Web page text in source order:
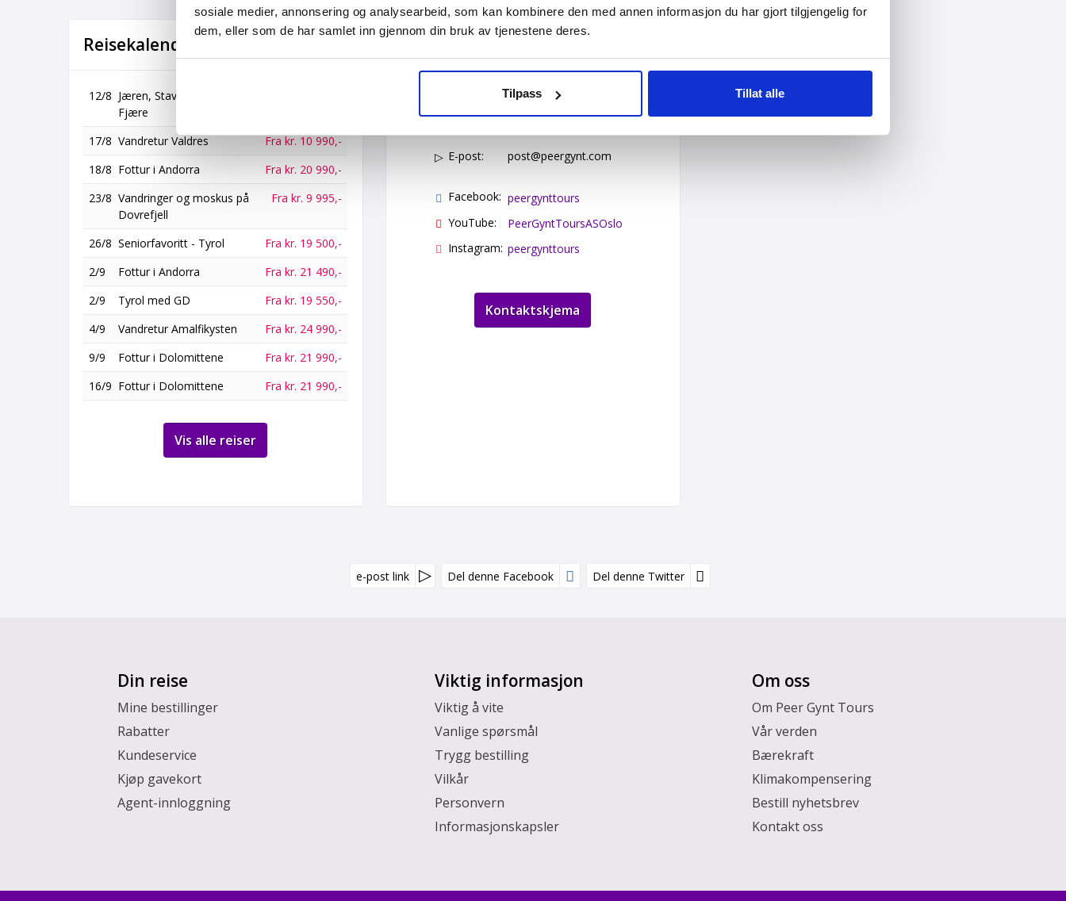
sosiale medier, annonsering og analysearbeid, som kan kombinere den med annen informasjon du har gjort tilgjengelig for
dem, eller som de har samlet inn gjennom din bruk av tjenestene deres.
Tilpass Tillat alle
Reisekalender
12/8 Jæren, Stavanger og Flor &
Fjære
17/8 Vandretur Valdres
Fra kr. 10 990,-
18/8 Fottur i Andorra
Fra kr. 20 990,-
23/8 Vandringer og moskus på
Dovrefjell
Fra kr. 9 995,-
26/8 Seniorfavoritt - Tyrol
Fra kr. 19 500,-
2/9
Fottur i Andorra
Fra kr. 21 490,-
2/9
Tyrol med GD
Fra kr. 19 550,-
4/9
Vandretur Amalfikysten
Fra kr. 24 990,-
9/9
Fottur i Dolomittene
Fra kr. 21 990,-
16/9 Fottur i Dolomittene Fra kr. 21 990,-
Vis alle reiser
815 00 335
Grupper tlf:24 10 12 80
E-post: post@peergynt.com
Facebook: peergynttours
YouTube:
PeerGyntToursASOslo
Instagram: peergynttours
Kontaktskjema
e-post link Del denne Facebook Del denne Twitter
Din reise
Mine bestillinger
Rabatter
Kundeservice
Kjøp gavekort
Agent-innloggning
Viktig informasjon
Viktig å vite
Vanlige spørsmål
Trygg bestilling
Vilkår
Personvern
Informasjonskapsler
Om oss
Om Peer Gynt Tours
Vår verden
Bærekraft
Klimakompensering
Bestill nyhetsbrev
Kontakt oss